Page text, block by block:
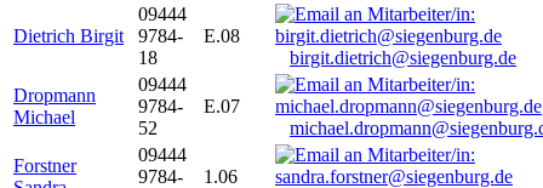
Dietrich Birgit
09444
9784-
18
E.08
birgit.dietrich@siegenburg.de
Dropmann
Michael
09444
9784-
52
E.07
Forstner
09444
9784-
1.06